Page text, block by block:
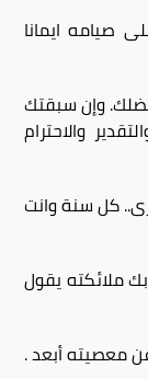
صيامه ايمانا
وإن سبقتك
والاحترام
كل سنة وانت
ملائكته يقول
معصيته أبعد .